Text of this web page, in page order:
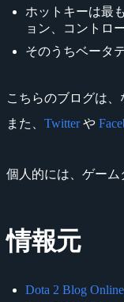
ホットキーは最
ョン、コントロ
そのうちベータ
こちらのブログは
また、 Twitterや
個人的には、ゲーム
情報元
Dota 2 Blog